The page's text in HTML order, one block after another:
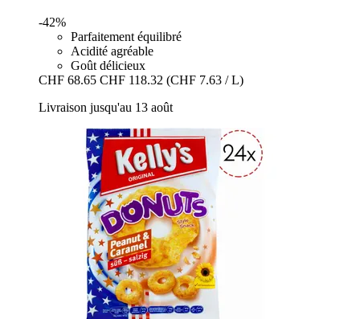
-42%
Parfaitement équilibré
Acidité agréable
Goût délicieux
CHF 68.65 CHF 118.32 (CHF 7.63 / L)
Livraison jusqu'au 13 août